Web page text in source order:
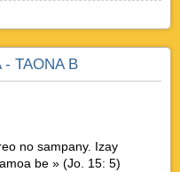
- TAONA B
no sampany. Izay
be » (Jo. 15: 5)